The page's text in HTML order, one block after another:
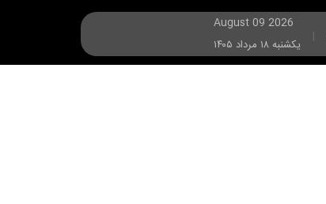
|
August 09 2026
يکشنبه ۱۸ مرداد ۱۴۰۵